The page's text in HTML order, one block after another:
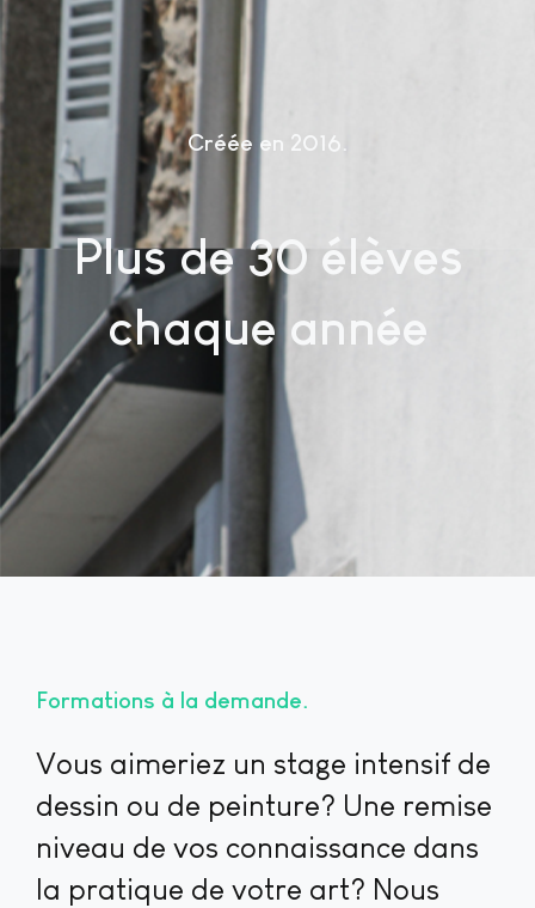
Créée en 2016
Plus de 30 élèves
chaque année
Formations à la demande
Vous aimeriez un stage intensif de
dessin ou de peinture? Une remise
niveau de vos connaissance dans
la pratique de votre art? Nous